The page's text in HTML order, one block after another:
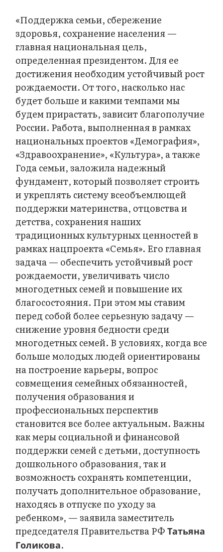
«Поддержка семьи, сбережение
здоровья, сохранение населения —
главная национальная цель,
определенная президентом. Для ее
достижения необходим устойчивый рост
рождаемости. От того, насколько нас
будет больше и какими темпами мы
будем прирастать, зависит благополучие
России. Работа, выполненная в рамках
национальных проектов «Демография»,
«Здравоохранение», «Культура», а также
Года семьи, заложила надежный
фундамент, который позволяет строить
и укреплять систему всеобъемлющей
поддержки материнства, отцовства и
детства, сохранения наших
традиционных культурных ценностей в
рамках нацпроекта «Семья». Его главная
задача — обеспечить устойчивый рост
рождаемости, увеличивать число
многодетных семей и повышение их
благосостояния. При этом мы ставим
перед собой более серьезную задачу —
снижение уровня бедности среди
многодетных семей. В условиях, когда все
больше молодых людей ориентированы
на построение карьеры, вопрос
совмещения семейных обязанностей,
получения образования и
профессиональных перспектив
становится все более актуальным. Важны
как меры социальной и финансовой
поддержки семей с детьми, доступность
дошкольного образования, так и
возможность сохранять компетенции,
получать дополнительное образование,
находясь в отпуске по уходу за
ребенком», — заявила заместитель
председателя Правительства РФТатьяна
Голикова.